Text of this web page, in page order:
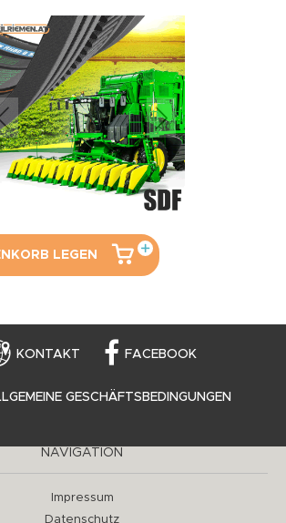
LEGEN
KONTAKT FACEBOOK
GESCHÄFTSBEDINGUNGEN
NAVIGATION
Impressum
Datenschutz